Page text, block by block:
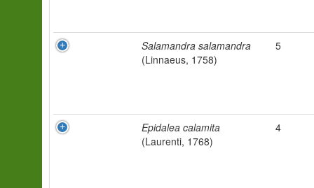
Salamandra salamandra
(Linnaeus, 1758)
5
Epidalea calamita
(Laurenti, 1768)
4